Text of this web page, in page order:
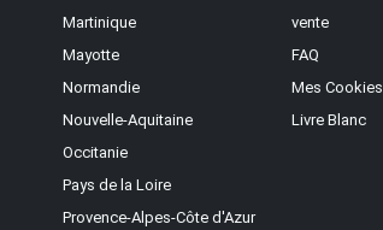
Martinique
Mayotte
Normandie
Nouvelle-Aquitaine
Occitanie
Pays de la Loire
Provence-Alpes-Côte d'Azur
vente
FAQ
Mes Cookies
Livre Blanc